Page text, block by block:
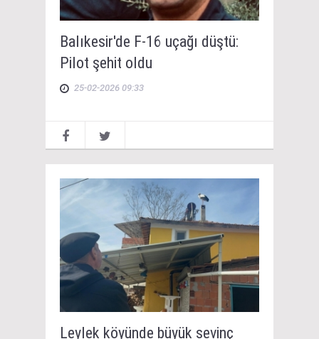
Balıkesir'de F-16 uçağı düştü:
Pilot şehit oldu
25-02-2026 09:33
Leylek köyünde büyük sevinç